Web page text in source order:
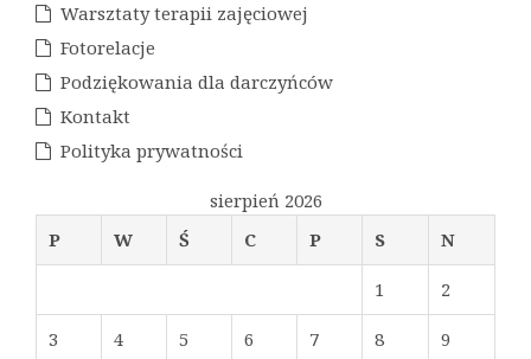
Warsztaty terapii zajęciowej
Fotorelacje
Podziękowania dla darczyńców
Kontakt
Polityka prywatności
sierpień 2026
P
W Ś C P S N
1 2
3 4 5 6 7 8 9